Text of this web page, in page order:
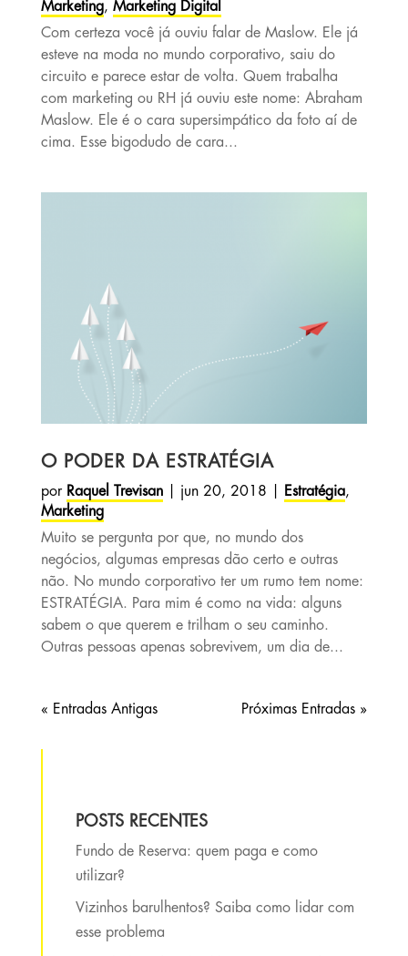
Marketing, Marketing Digital
Com certeza você já ouviu falar de Maslow. Ele já
esteve na moda no mundo corporativo, saiu do
circuito e parece estar de volta. Quem trabalha
com marketing ou RH já ouviu este nome: Abraham
Maslow. Ele é o cara supersimpático da foto aí de
cima. Esse bigodudo de cara...
O PODER DA ESTRATÉGIA
por Raquel Trevisan| jun 20, 2018 Estratégia,
Marketing
Muito se pergunta por que, no mundo dos
negócios, algumas empresas dão certo e outras
não. No mundo corporativo ter um rumo tem nome:
ESTRATÉGIA. Para mim é como na vida: alguns
sabem o que querem e trilham o seu caminho.
Outras pessoas apenas sobrevivem, um dia de...
« Entradas Antigas Próximas Entradas »
POSTS RECENTES
Fundo de Reserva: quem paga e como
utilizar?
Vizinhos barulhentos? Saiba como lidar com
esse problema